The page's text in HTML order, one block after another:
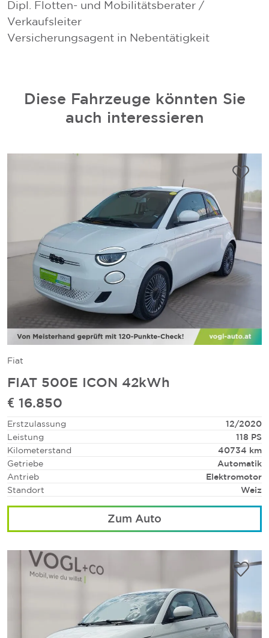
Dipl. Flotten- und Mobilitätsberater /
Verkaufsleiter
Versicherungsagent in Nebentätigkeit
Diese Fahrzeuge könnten Sie
auch interessieren
Fiat
FIAT 500E ICON 42kWh
€ 16.850
Erstzulassung
12/2020
Leistung
118 PS
Kilometerstand
40734 km
Getriebe
Automatik
Antrieb
Elektromotor
Standort
Weiz
Zum Auto